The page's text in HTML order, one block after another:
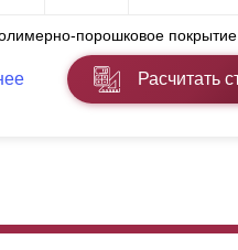
порошковое покрытие
Расчитать